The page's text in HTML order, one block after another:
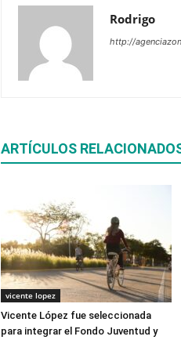
Rodrigo
http://
ARTÍCULOS
vicente lopez
Vicente López fue seleccionada
para integrar el Fondo Juventud y